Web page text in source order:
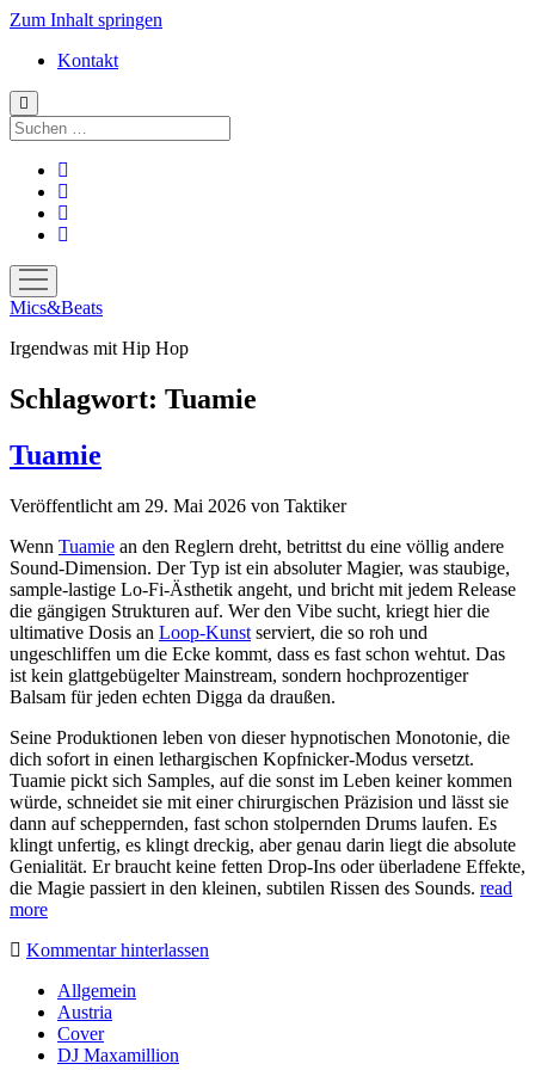
Zum Inhalt springen
Kontakt
Suchen
Menü
öffnen
Mics&Beats
Irgendwas mit Hip Hop
Schlagwort: Tuamie
Tuamie
Veröffentlicht am 29. Mai 2026 von Taktiker
Wenn Tuamie an den Reglern dreht, betrittst du eine völlig andere
Sound-Dimension. Der Typ ist ein absoluter Magier, was staubige,
sample-lastige Lo-Fi-Ästhetik angeht, und bricht mit jedem Release
die gängigen Strukturen auf. Wer den Vibe sucht, kriegt hier die
ultimative Dosis an Loop-Kunst serviert, die so roh und
ungeschliffen um die Ecke kommt, dass es fast schon wehtut. Das
ist kein glattgebügelter Mainstream, sondern hochprozentiger
Balsam für jeden echten Digga da draußen.
Seine Produktionen leben von dieser hypnotischen Monotonie, die
dich sofort in einen lethargischen Kopfnicker-Modus versetzt.
Tuamie pickt sich Samples, auf die sonst im Leben keiner kommen
würde, schneidet sie mit einer chirurgischen Präzision und lässt sie
dann auf scheppernden, fast schon stolpernden Drums laufen. Es
klingt unfertig, es klingt dreckig, aber genau darin liegt die absolute
Genialität. Er braucht keine fetten Drop-Ins oder überladene Effekte,
die Magie passiert in den kleinen, subtilen Rissen des Sounds. read
more
Kommentar hinterlassen
Sidebar
Allgemein
Austria
Cover
DJ Maxamillion